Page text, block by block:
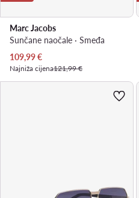
Marc Jacobs
Sunčane naočale · Smeđa
Trenutna cijena
109,99€
Najniža cijena121,99 €